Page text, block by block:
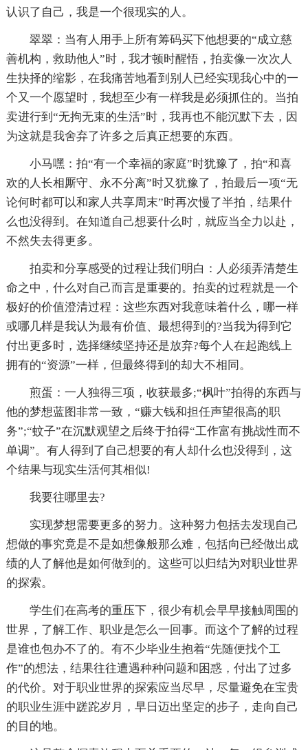
认识了自己，我是一个很现实的人。
翠翠：当有人用手上所有筹码买下他想要的“成立慈
善机构，救助他人”时，我才顿时醒悟，拍卖像一次次人
生抉择的缩影，在我痛苦地看到别人已经实现我心中的一
个又一个愿望时，我想至少有一样我是必须抓住的。当拍
卖进行到“无拘无束的生活”时，我再也不能沉默下去，因
为这就是我舍弃了许多之后真正想要的东西。
小马嘿：拍“有一个幸福的家庭”时犹豫了，拍“和喜
欢的人长相厮守、永不分离”时又犹豫了，拍最后一项“无
论何时都可以和家人共享周末”时再次慢了半拍，结果什
么也没得到。在知道自己想要什么时，就应当全力以赴，
不然失去得更多。
拍卖和分享感受的过程让我们明白：人必须弄清楚生
命之中，什么对自己而言是重要的。拍卖的过程就是一个
极好的价值澄清过程：这些东西对我意味着什么，哪一样
或哪几样是我认为最有价值、最想得到的?当我为得到它
付出更多时，选择继续坚持还是放弃?每个人在起跑线上
拥有的“资源”一样，但最终得到的却大不相同。
煎蛋：一人独得三项，收获最多;“枫叶”拍得的东西与
他的梦想蓝图非常一致，“赚大钱和担任声望很高的职
务”;“蚊子”在沉默观望之后终于拍得“工作富有挑战性而不
单调”。有人得到了自己想要的有人却什么也没得到，这
个结果与现实生活何其相似!
我要往哪里去?
实现梦想需要更多的努力。这种努力包括去发现自己
想做的事究竟是不是如想像般那么难，包括向已经做出成
绩的人了解他是如何做到的。这些可以归结为对职业世界
的探索。
学生们在高考的重压下，很少有机会早早接触周围的
世界，了解工作、职业是怎么一回事。而这个了解的过程
是谁也包办不了的。有不少毕业生抱着“先随便找个工
作”的想法，结果往往遭遇种种问题和困惑，付出了过多
的代价。对于职业世界的探索应当尽早，尽量避免在宝贵
的职业生涯中蹉跎岁月，早日迈出坚定的步子，走向自己
的目的地。